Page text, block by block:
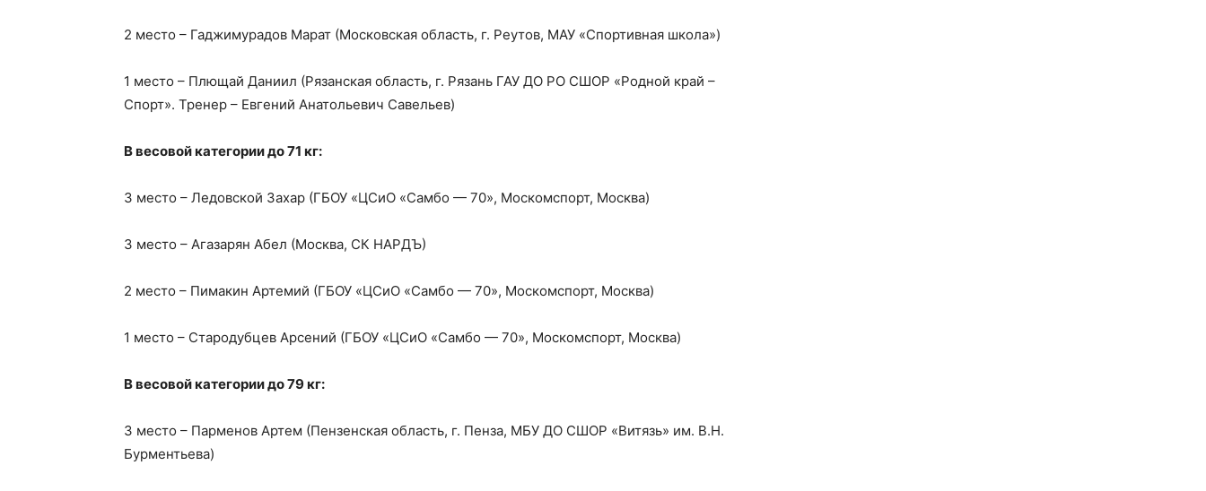
2 место – Гаджимурадов Марат (Московская область, г. Реутов, МАУ «Спортивная школа»)
1 место – Плющай Даниил (Рязанская область, г. Рязань ГАУ ДО РО СШОР «Родной край –
Спорт». Тренер – Евгений Анатольевич Савельев)
В весовой категории до 71 кг:
3 место – Ледовской Захар (ГБОУ «ЦСиО «Самбо — 70», Москомспорт, Москва)
3 место – Агазарян Абел (Москва, СК НАРДЪ)
2 место – Пимакин Артемий (ГБОУ «ЦСиО «Самбо — 70», Москомспорт, Москва)
1 место – Стародубцев Арсений (ГБОУ «ЦСиО «Самбо — 70», Москомспорт, Москва)
В весовой категории до 79 кг:
3 место – Парменов Артем (Пензенская область, г. Пенза, МБУ ДО СШОР «Витязь» им. В.Н.
Бурментьева)